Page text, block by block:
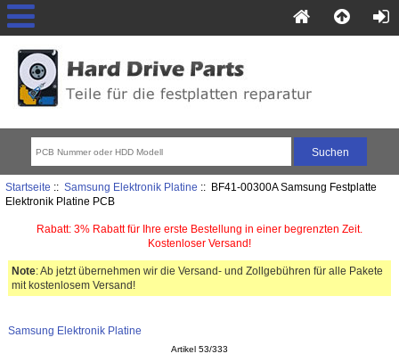
Startseite :: Samsung Elektronik Platine :: BF41-00300A Samsung Festplatte
Elektronik Platine PCB
Rabatt: 3% Rabatt für Ihre erste Bestellung in einer begrenzten Zeit.
Kostenloser Versand!
Note: Ab jetzt übernehmen wir die Versand- und Zollgebühren für alle Pakete
mit kostenlosem Versand!
Samsung Elektronik Platine
Artikel 53/333